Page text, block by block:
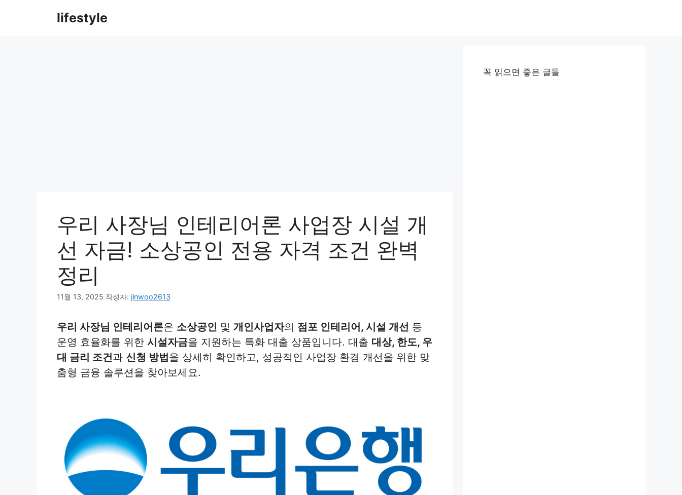
lifestyle
우리 사장님 인테리어론 사업장 시설 개
선 자금! 소상공인 전용 자격 조건 완벽
정리
11월 13, 2025 작성자: jinwoo2613
우리 사장님 인테리어론은 소상공인 및 개인사업자의 점포 인테리어, 시설 개선 등
운영 효율화를 위한 시설자금을 지원하는 특화 대출 상품입니다. 대출 대상, 한도, 우
대 금리 조건과 신청 방법을 상세히 확인하고, 성공적인 사업장 환경 개선을 위한 맞
춤형 금융 솔루션을 찾아보세요.
꼭 읽으면 좋은 글들